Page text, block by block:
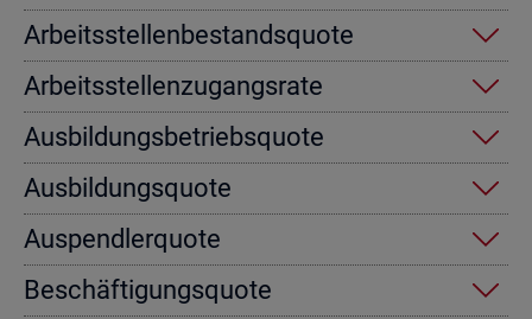
Ar­beits­stel­len­be­stands­quo­te
Ar­beits­stel­len­zu­gangs­ra­te
Aus­bil­dungs­be­triebs­quo­te
Aus­bil­dungs­quo­te
Aus­pend­ler­quo­te
Be­schäf­ti­gungs­quo­te